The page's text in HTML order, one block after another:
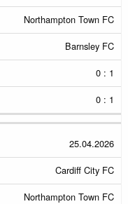
Northampton Town FC
Barnsley FC
0 : 1
0 : 1
25.04.2026
Cardiff City FC
Northampton Town FC